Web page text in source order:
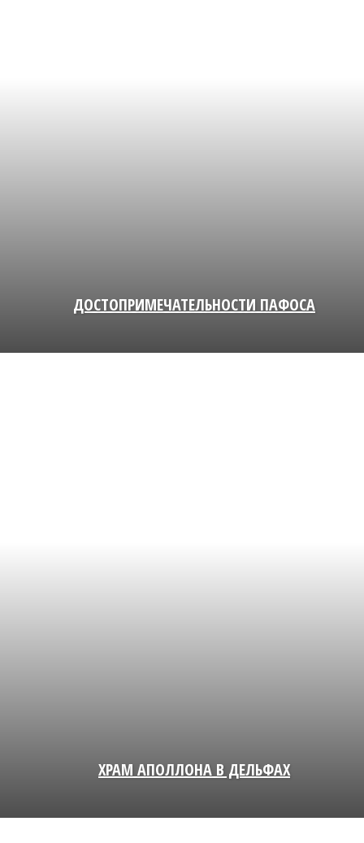
ДОСТОПРИМЕЧАТЕЛЬНОСТИ ПАФОСА
ХРАМ АПОЛЛОНА В ДЕЛЬФАХ